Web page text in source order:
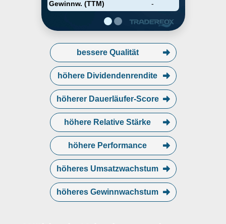
Gewinnw. (TTM)
-
bessere Qualität
höhere Dividendenrendite
höherer Dauerläufer-Score
höhere Relative Stärke
höhere Performance
höheres Umsatzwachstum
höheres Gewinnwachstum